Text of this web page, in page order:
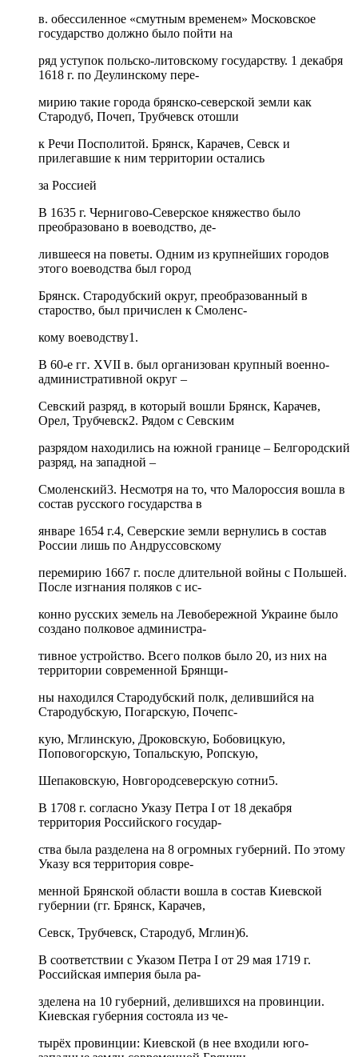
в. обессиленное «смутным временем» Московское
государство должно было пойти на
ряд уступок польско-литовскому государству. 1 декабря
1618 г. по Деулинскому пере-
мирию такие города брянско-северской земли как
Стародуб, Почеп, Трубчевск отошли
к Речи Посполитой. Брянск, Карачев, Севск и
прилегавшие к ним территории остались
за Россией
В 1635 г. Чернигово-Северское княжество было
преобразовано в воеводство, де-
лившееся на поветы. Одним из крупнейших городов
этого воеводства был город
Брянск. Стародубский округ, преобразованный в
староство, был причислен к Смоленс-
кому воеводству1.
В 60-е гг. XVII в. был организован крупный военно-
административной округ –
Севский разряд, в который вошли Брянск, Карачев,
Орел, Трубчевск2. Рядом с Севским
разрядом находились на южной границе – Белгородский
разряд, на западной –
Смоленский3. Несмотря на то, что Малороссия вошла в
состав русского государства в
январе 1654 г.4, Северские земли вернулись в состав
России лишь по Андруссовскому
перемирию 1667 г. после длительной войны с Польшей.
После изгнания поляков с ис-
конно русских земель на Левобережной Украине было
создано полковое администра-
тивное устройство. Всего полков было 20, из них на
территории современной Брянщи-
ны находился Стародубский полк, делившийся на
Стародубскую, Погарскую, Почепс-
кую, Мглинскую, Дроковскую, Бобовицкую,
Поповогорскую, Топальскую, Ропскую,
Шепаковскую, Новгородсеверскую сотни5.
В 1708 г. согласно Указу Петра I от 18 декабря
территория Российского государ-
ства была разделена на 8 огромных губерний. По этому
Указу вся территория совре-
менной Брянской области вошла в состав Киевской
губернии (гг. Брянск, Карачев,
Севск, Трубчевск, Стародуб, Мглин)6.
В соответствии с Указом Петра I от 29 мая 1719 г.
Российская империя была ра-
зделена на 10 губерний, делившихся на провинции.
Киевская губерния состояла из че-
тырёх провинции: Киевской (в нее входили юго-